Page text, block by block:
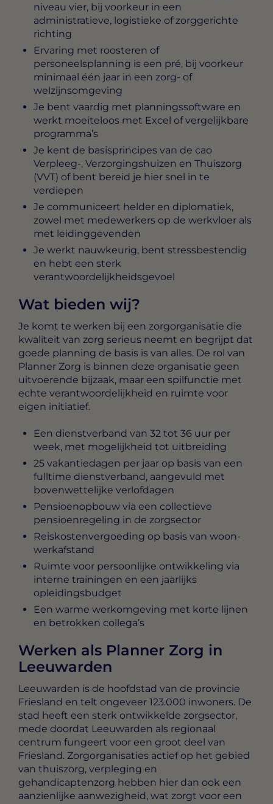
niveau vier, bij voorkeur in een
administratieve, logistieke of zorggerichte
richting
Ervaring met roosteren of
personeelsplanning is een pré, bij voorkeur
minimaal één jaar in een zorg- of
welzijnsomgeving
Je bent vaardig met planningssoftware en
werkt moeiteloos met Excel of vergelijkbare
programma’s
Je kent de basisprincipes van de cao
Verpleeg-, Verzorgingshuizen en Thuiszorg
(VVT) of bent bereid je hier snel in te
verdiepen
Je communiceert helder en diplomatiek,
zowel met medewerkers op de werkvloer als
met leidinggevenden
Je werkt nauwkeurig, bent stressbestendig
en hebt een sterk
verantwoordelijkheidsgevoel
Wat bieden wij?
Je komt te werken bij een zorgorganisatie die
kwaliteit van zorg serieus neemt en begrijpt dat
goede planning de basis is van alles. De rol van
Planner Zorg is binnen deze organisatie geen
uitvoerende bijzaak, maar een spilfunctie met
echte verantwoordelijkheid en ruimte voor
eigen initiatief.
Een dienstverband van 32 tot 36 uur per
week, met mogelijkheid tot uitbreiding
25 vakantiedagen per jaar op basis van een
fulltime dienstverband, aangevuld met
bovenwettelijke verlofdagen
Pensioenopbouw via een collectieve
pensioenregeling in de zorgsector
Reiskostenvergoeding op basis van woon-
werkafstand
Ruimte voor persoonlijke ontwikkeling via
interne trainingen en een jaarlijks
opleidingsbudget
Een warme werkomgeving met korte lijnen
en betrokken collega’s
Werken als Planner Zorg in
Leeuwarden
Leeuwarden is de hoofdstad van de provincie
Friesland en telt ongeveer 123.000 inwoners. De
stad heeft een sterk ontwikkelde zorgsector,
mede doordat Leeuwarden als regionaal
centrum fungeert voor een groot deel van
Friesland. Zorgorganisaties actief op het gebied
van thuiszorg, verpleging en
gehandicaptenzorg hebben hier dan ook een
aanzienlijke aanwezigheid, wat zorgt voor een